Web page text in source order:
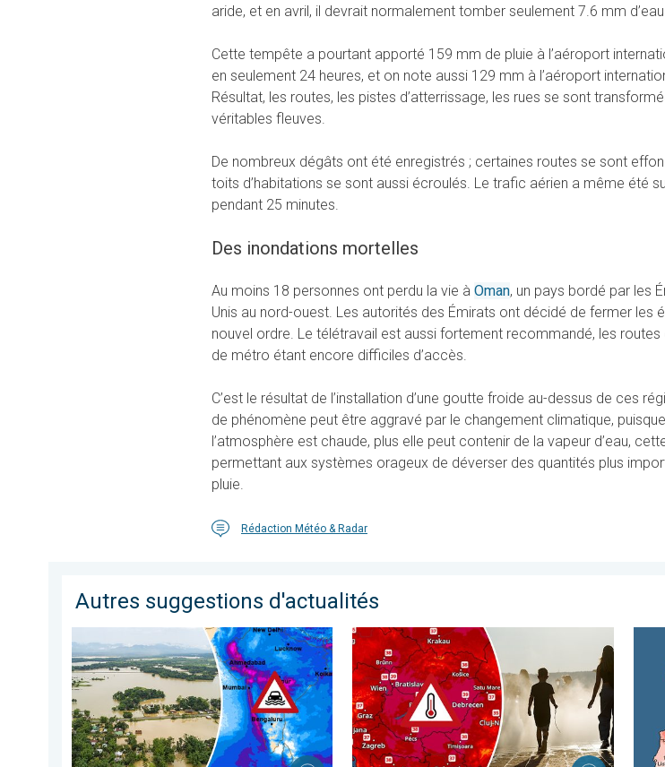
aride, et en avril, il devrait normalement tomber seulement 7.6 mm
Cette tempête a pourtant apporté 159 mm de pluie à l’aéroport
en seulement 24 heures, et on note aussi 129 mm à l’aéroport
Résultat, les routes, les pistes d’atterrissage, les rues se sont
véritables fleuves.
De nombreux dégâts ont été enregistrés ; certaines routes se sont
toits d’habitations se sont aussi écroulés. Le trafic aérien a même été
pendant 25 minutes.
Des inondations mortelles
Au moins 18 personnes ont perdu la vie à Oman, un pays bordé par les
Unis au nord-ouest. Les autorités des Émirats ont décidé de fermer les
nouvel ordre. Le télétravail est aussi fortement recommandé, les routes
de métro étant encore difficiles d’accès.
C’est le résultat de l’installation d’une goutte froide au-dessus de ces
de phénomène peut être aggravé par le changement climatique,
l’atmosphère est chaude, plus elle peut contenir de la vapeur d’eau,
permettant aux systèmes orageux de déverser des quantités plus
pluie.
Rédaction Météo & Radar
Autres suggestions d'actualités
L'Asie en proie à de graves inondations. Mousson exceptionnelle. . . mercredi 29 juillet 2026
Des températures supérieures à 40°C. Canicule